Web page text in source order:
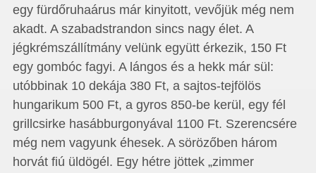
egy fürdőruhaárus már kinyitott, vevőjük még nem
akadt. A szabadstrandon sincs nagy élet. A
jégkrémszállítmány velünk együtt érkezik, 150 Ft
egy gombóc fagyi. A lángos és a hekk már sül:
utóbbinak 10 dekája 380 Ft, a sajtos-tejfölös
hungarikum 500 Ft, a gyros 850-be kerül, egy fél
grillcsirke hasábburgonyával 1100 Ft. Szerencsére
még nem vagyunk éhesek. A sörözőben három
horvát fiú üldögél. Egy hétre jöttek „zimmer